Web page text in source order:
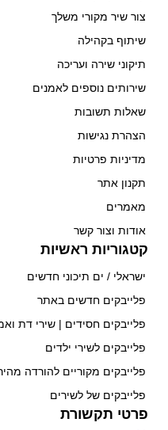
צור שיר מקורי משלך
שיתוף בקהילה
תיקוני שירה ועריכה
שירותים נוספים לאמנים
שאלות תשובות
הצהרת נגישות
מדיניות פרטיות
תקנון אתר
מאמרים
אודות וצור קשר
קטגוריות ראשיות
ישראלי / ים תיכוני חדשים
פלייבקים חדשים באתר
פלייבקים חסידים | שירי דת
פלייבקים לשירי ילדים
פלייבקים מקוריים להורדה
פלייבקים של לשירים
פרטי תקשורת